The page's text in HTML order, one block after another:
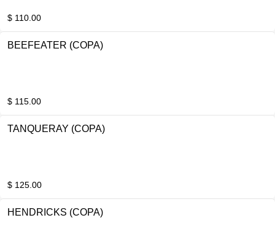
$ 110.00
BEEFEATER (COPA)
$ 115.00
TANQUERAY (COPA)
$ 125.00
HENDRICKS (COPA)